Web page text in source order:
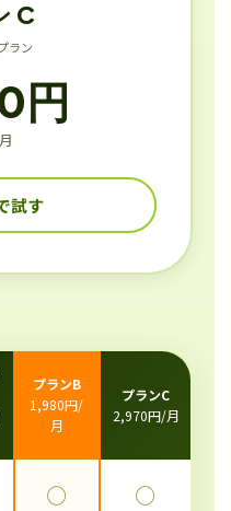
C
ラン
円
試す
プランB
1,980円/
月
プランC
2,970円/月
◯ ◯